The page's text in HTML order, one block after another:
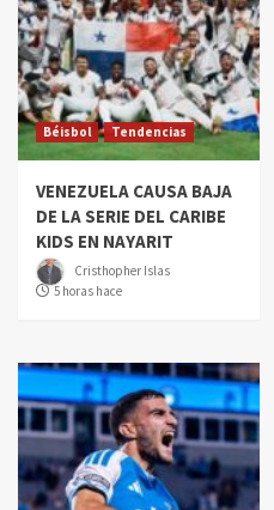
Béisbol Tendencias
VENEZUELA CAUSA BAJA
DE LA SERIE DEL CARIBE
KIDS EN NAYARIT
Cristhopher Islas
5 horas hace